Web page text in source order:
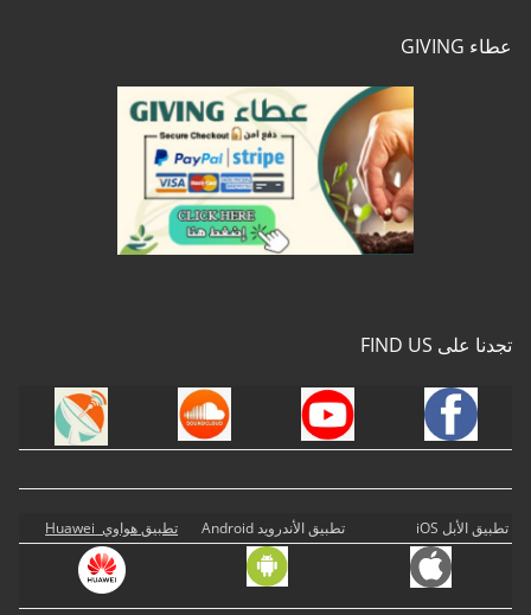
عطاء GIVING
تجدنا على FIND US
تطبيق الأبل iOS تطبيق الأندرويد Android تطبيق هواوي Huawei